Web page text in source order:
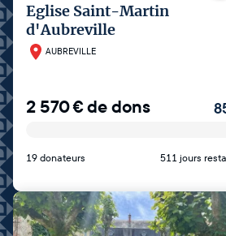
Eglise Saint-Martin
d'Aubreville
AUBREVILLE
2 570€de dons
19 donateurs 511 jours